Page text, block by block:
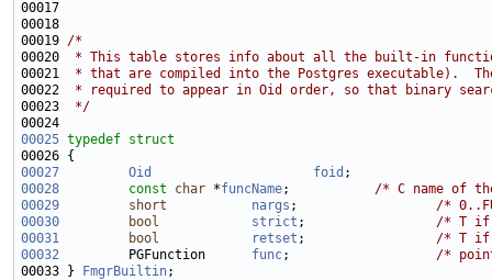
00019 /*
00020
* This table stores info about all the built-in
00021
* that are compiled into the Postgres executable).
00022
* required to appear in Oid order, so that binary
00023
*/
00025 typedef struct
00027
Oid foid
00028
const char *funcName; /* C name of
00029
short nargs ; /*
00030
bool strict ; /* T if
00031
bool retset ; /* T if
00032
         PGFunction
func; /*
00033 }
FmgrBuiltin